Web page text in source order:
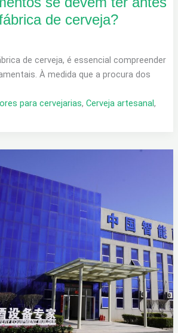
de cerveja?
de cerveja, é essencial compreender
À medida que a procura dos
para cervejarias, Cerveja artesanal,